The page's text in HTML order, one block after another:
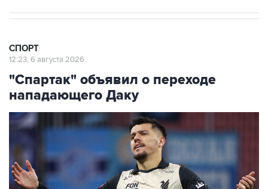
СПОРТ
12:23, 6 августа 2026
"Спартак" объявил о переходе
нападающего Даку